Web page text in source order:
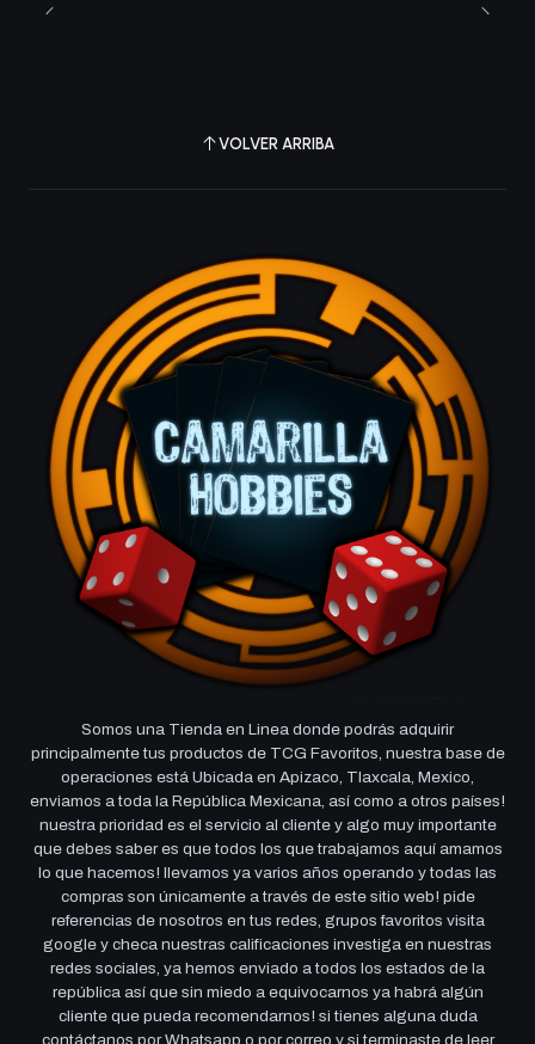
VOLVER ARRIBA
Somos una Tienda en Linea donde podrás adquirir
principalmente tus productos de TCG Favoritos, nuestra base de
operaciones está Ubicada en Apizaco, Tlaxcala, Mexico,
enviamos a toda la República Mexicana, así como a otros países!
nuestra prioridad es el servicio al cliente y algo muy importante
que debes saber es que todos los que trabajamos aquí amamos
lo que hacemos! llevamos ya varios años operando y todas las
compras son únicamente a través de este sitio web! pide
referencias de nosotros en tus redes, grupos favoritos visita
google y checa nuestras calificaciones investiga en nuestras
redes sociales, ya hemos enviado a todos los estados de la
república así que sin miedo a equivocarnos ya habrá algún
cliente que pueda recomendarnos! si tienes alguna duda
contáctanos por Whatsapp o por correo y si terminaste de leer